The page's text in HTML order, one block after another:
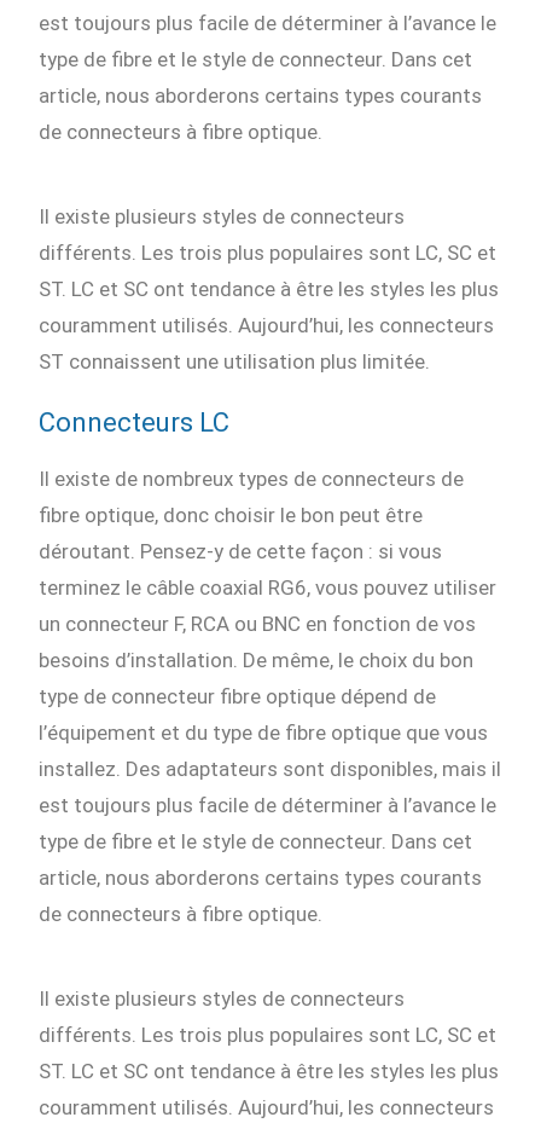
est toujours plus facile de déterminer à l’avance le
type de fibre et le style de connecteur. Dans cet
article, nous aborderons certains types courants
de connecteurs à fibre optique.
Il existe plusieurs styles de connecteurs
différents. Les trois plus populaires sont LC, SC et
ST. LC et SC ont tendance à être les styles les plus
couramment utilisés. Aujourd’hui, les connecteurs
ST connaissent une utilisation plus limitée.
Connecteurs LC
Il existe de nombreux types de connecteurs de
fibre optique, donc choisir le bon peut être
déroutant. Pensez-y de cette façon : si vous
terminez le câble coaxial RG6, vous pouvez utiliser
un connecteur F, RCA ou BNC en fonction de vos
besoins d’installation. De même, le choix du bon
type de connecteur fibre optique dépend de
l’équipement et du type de fibre optique que vous
installez. Des adaptateurs sont disponibles, mais il
est toujours plus facile de déterminer à l’avance le
type de fibre et le style de connecteur. Dans cet
article, nous aborderons certains types courants
de connecteurs à fibre optique.
Il existe plusieurs styles de connecteurs
différents. Les trois plus populaires sont LC, SC et
ST. LC et SC ont tendance à être les styles les plus
couramment utilisés. Aujourd’hui, les connecteurs